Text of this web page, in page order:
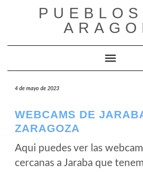
Cambiar
4 de mayo de 2023
WEBCAMS DE
ZARAGOZA
Aqui puedes ver las
cercanas a Jaraba que